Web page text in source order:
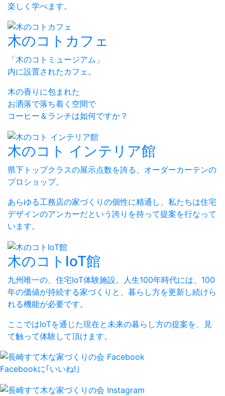
楽しく学べます。
木のコトカフェ
「木のコトミュージアム」
内に設置されたカフェ。
木の香りに包まれた
お洒落で落ち着く空間で
コーヒー＆ランチは如何ですか？
木のコト インテリア館
県下トップクラスの展示点数を誇る、オーダーカーテンの
プロショップ。
あらゆる工務店の家づくりの個性に精通し、私たちは住宅
デザインのアンカーだという誇りを持って提案を行なって
います。
木のコトIoT館
九州唯一の、住宅IoT体験施設。人生100年時代には、100
年の価値が持続する家づくりと、暮らし方を更新し続けら
れる機能が必要です。
ここではIoTを通じた現在と未来の暮らし方の提案を、見
て触って体験して頂けます。
Facebookに｢いいね!｣